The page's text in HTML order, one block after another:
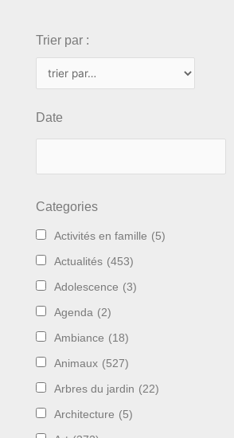
Trier par :
Date
Categories
Activités en famille (5)
Actualités (453)
Adolescence (3)
Agenda (2)
Ambiance (18)
Animaux (527)
Arbres du jardin (22)
Architecture (5)